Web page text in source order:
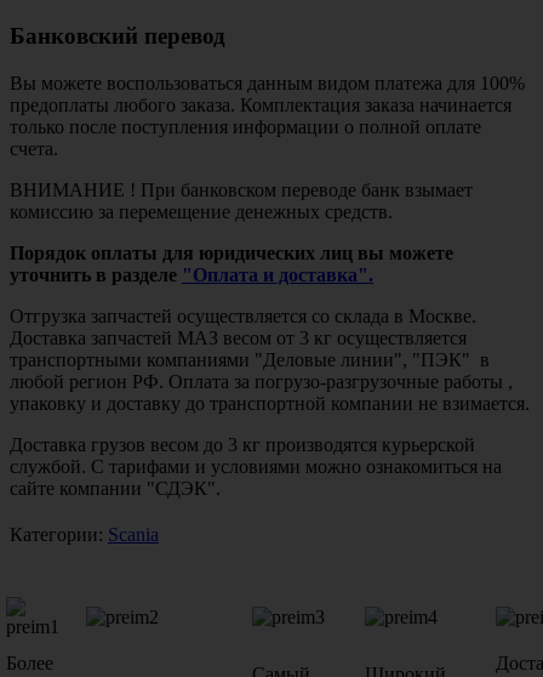
Банковский перевод
Вы можете воспользоваться данным видом платежа для 100%
предоплаты любого заказа. Комплектация заказа начинается
только после поступления информации о полной оплате
счета.
ВНИМАНИЕ ! При банковском переводе банк взымает
комиссию за перемещение денежных средств.
Порядок оплаты для юридических лиц вы можете
уточнить в разделе "Оплата и доставка".
Отгрузка запчастей осуществляется со склада в Москве.
Доставка запчастей МАЗ весом от 3 кг осуществляется
транспортными компаниями "Деловые линии", "ПЭК" в
любой регион РФ. Оплата за погрузо-разгрузочные работы ,
упаковку и доставку до транспортной компании не взимается.
Доставка грузов весом до 3 кг производятся курьерской
службой. С тарифами и условиями можно ознакомиться на
сайте компании "СДЭК".
Категории: Scania
Более